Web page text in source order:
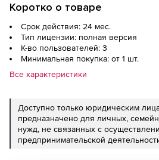
Коротко о товаре
Срок действия: 24 мес.
Тип лицензии: полная версия
К-во пользователей: 3
Минимальная покупка: от 1 шт.
Все характеристики
Доступно только юридическим
предназначено для личных,
нужд, не связанных с
предпринимательской